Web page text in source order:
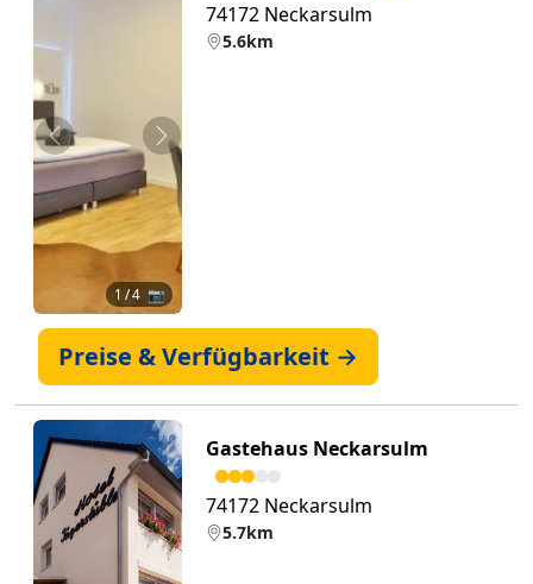
Zurück Weiter
1 / 4 📷
74172 Neckarsulm
5.6km
Preise & Verfügbarkeit →
Gastehaus Neckarsulm
74172 Neckarsulm
5.7km